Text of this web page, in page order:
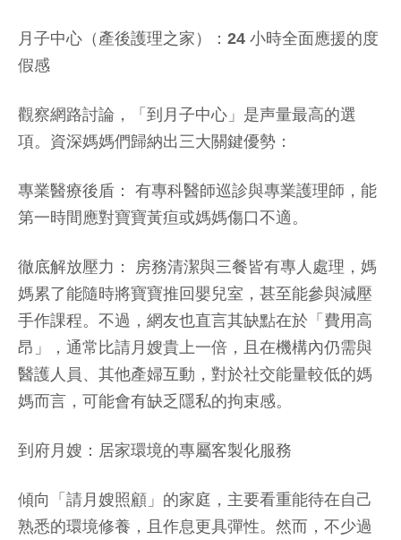
月子中心（產後護理之家）：24 小時全面應援的度
假感
觀察網路討論，「到月子中心」是声量最高的選
項。資深媽媽們歸納出三大關鍵優勢：
專業醫療後盾：
有專科醫師巡診與專業護理師，能
第一時間應對寶寶黃疸或媽媽傷口不適。
徹底解放壓力：
房務清潔與三餐皆有專人處理，媽
媽累了能隨時將寶寶推回嬰兒室，甚至能參與減壓
手作課程。不過，網友也直言其缺點在於「費用高
昂」，通常比請月嫂貴上一倍，且在機構內仍需與
醫護人員、其他產婦互動，對於社交能量較低的媽
媽而言，可能會有缺乏隱私的拘束感。
到府月嫂：居家環境的專屬客製化服務
傾向「請月嫂照顧」的家庭，主要看重能待在自己
熟悉的環境修養，且作息更具彈性。然而，不少過